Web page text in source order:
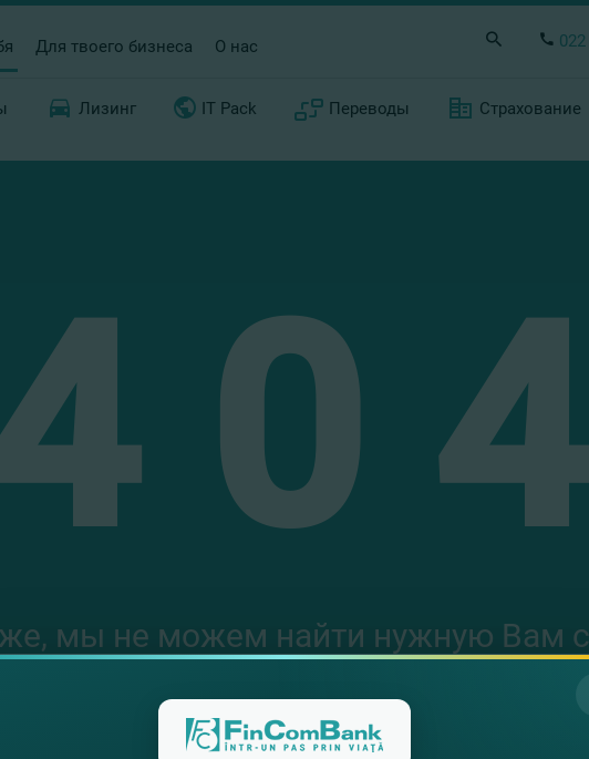
Для твоего бизнеса О нас 022
Лизинг IT Pack Переводы Страхование
0 4
мы не можем найти нужную Вам
Код ошибки: 404